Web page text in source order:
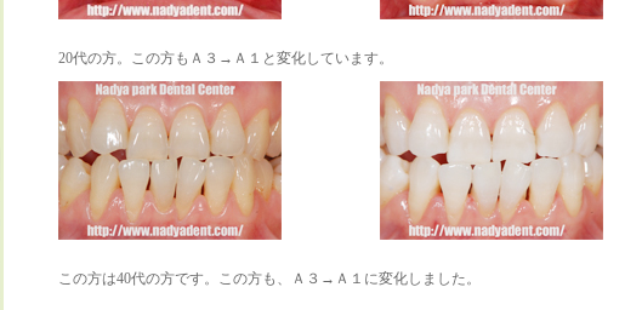
20代の方。この方もＡ３→Ａ１と変化しています。
この方は40代の方です。この方も、Ａ３→Ａ１に変化しました。